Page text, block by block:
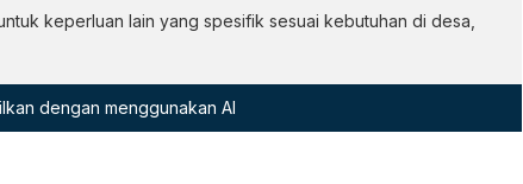
keperluan lain yang spesifik sesuai kebutuhan di desa,
dengan menggunakan AI